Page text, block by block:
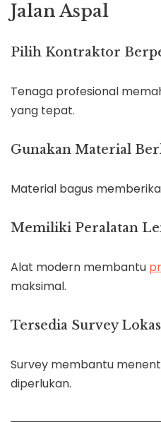
Jalan Aspal
Pilih Kontraktor
Tenaga profesional
yang tepat.
Gunakan Material
Material bagus
Memiliki Peralatan
Alat modern membantu
maksimal.
Tersedia Survey
Survey membantu
diperlukan.